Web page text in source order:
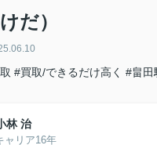
だ）
#買取/できるだけ高く #畠田
林 治
ャリア16年